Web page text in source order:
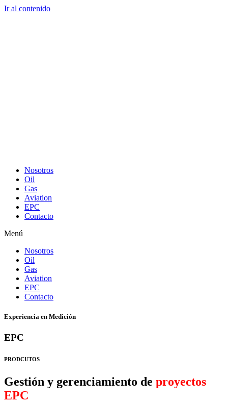
Ir al contenido
Nosotros
Oil
Gas
Aviation
EPC
Contacto
Menú
Nosotros
Oil
Gas
Aviation
EPC
Contacto
Experiencia en Medición
EPC
PRODCUTOS
Gestión y gerenciamiento de proyectos
EPC